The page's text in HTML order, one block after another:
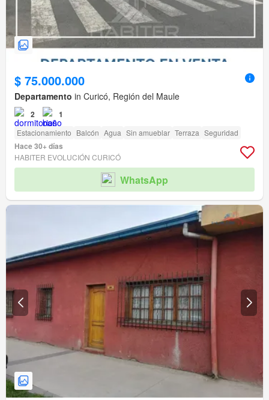
$ 75.000.000
Departamento in Curicó, Región del Maule
2 1
Estacionamiento Balcón Agua Sin amueblar Terraza Seguridad
Hace 30+ días
HABITER EVOLUCIÓN CURICÓ
WhatsApp